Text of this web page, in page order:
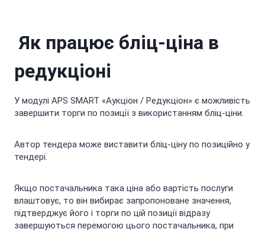
Як працює бліц-ціна в
редукціоні
У модулі APS SMART «Аукціон / Редукціон» є можливість
завершити торги по позиції з використанням бліц-ціни.
Автор тендера може виставити бліц-ціну по позиційно у
тендері.
Якщо постачальника така ціна або вартість послуги
влаштовує, то він вибирає запропоноване значення,
підтверджує його і торги по цій позиції відразу
завершуються перемогою цього постачальника, при